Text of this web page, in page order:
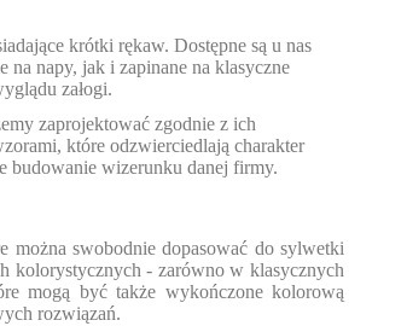
krótki rękaw. Dostępne są u nas
napy, jak i zapinane na klasyczne
załogi.
zaprojektować zgodnie z ich
które odzwierciedlają charakter
budowanie wizerunku danej firmy.
można swobodnie dopasować do sylwetki
kolorystycznych - zarówno w klasycznych
mogą być także wykończone kolorową
rozwiązań.